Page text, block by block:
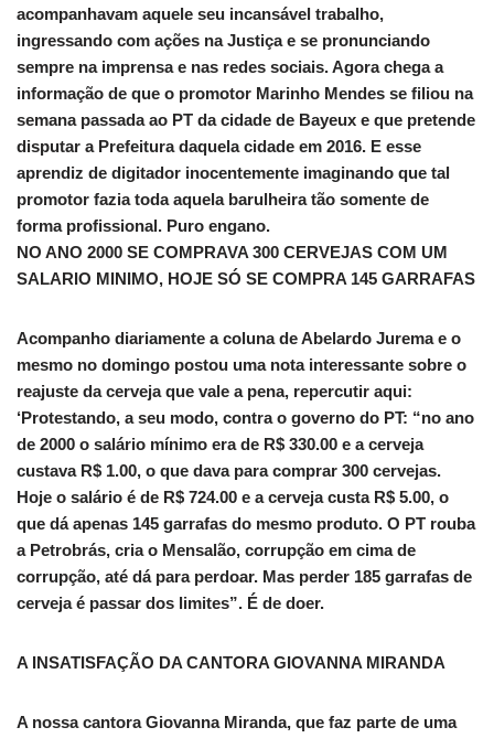
acompanhavam aquele seu incansável trabalho,
ingressando com ações na Justiça e se pronunciando
sempre na imprensa e nas redes sociais. Agora chega a
informação de que o promotor Marinho Mendes se filiou na
semana passada ao PT da cidade de Bayeux e que pretende
disputar a Prefeitura daquela cidade em 2016. E esse
aprendiz de digitador inocentemente imaginando que tal
promotor fazia toda aquela barulheira tão somente de
forma profissional. Puro engano.
NO ANO 2000 SE COMPRAVA 300 CERVEJAS COM UM
SALARIO MINIMO, HOJE SÓ SE COMPRA 145 GARRAFAS
Acompanho diariamente a coluna de Abelardo Jurema e o
mesmo no domingo postou uma nota interessante sobre o
reajuste da cerveja que vale a pena, repercutir aqui:
‘Protestando, a seu modo, contra o governo do PT: “no ano
de 2000 o salário mínimo era de R$ 330.00 e a cerveja
custava R$ 1.00, o que dava para comprar 300 cervejas.
Hoje o salário é de R$ 724.00 e a cerveja custa R$ 5.00, o
que dá apenas 145 garrafas do mesmo produto. O PT rouba
a Petrobrás, cria o Mensalão, corrupção em cima de
corrupção, até dá para perdoar. Mas perder 185 garrafas de
cerveja é passar dos limites”. É de doer.
A INSATISFAÇÃO DA CANTORA GIOVANNA MIRANDA
A nossa cantora Giovanna Miranda, que faz parte de uma